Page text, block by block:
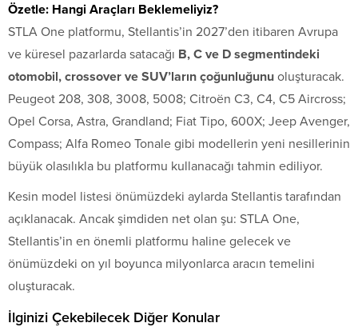
Özetle: Hangi Araçları Beklemeliyiz?
STLA One platformu, Stellantis’in 2027’den itibaren Avrupa
ve küresel pazarlarda satacağı B, C ve D segmentindeki
otomobil, crossover ve SUV’ların çoğunluğunu oluşturacak.
Peugeot 208, 308, 3008, 5008; Citroën C3, C4, C5 Aircross;
Opel Corsa, Astra, Grandland; Fiat Tipo, 600X; Jeep Avenger,
Compass; Alfa Romeo Tonale gibi modellerin yeni nesillerinin
büyük olasılıkla bu platformu kullanacağı tahmin ediliyor.
Kesin model listesi önümüzdeki aylarda Stellantis tarafından
açıklanacak. Ancak şimdiden net olan şu: STLA One,
Stellantis’in en önemli platformu haline gelecek ve
önümüzdeki on yıl boyunca milyonlarca aracın temelini
oluşturacak.
İlginizi Çekebilecek Diğer Konular